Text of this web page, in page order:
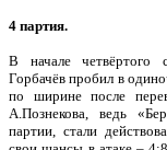
4 партия.
В начале четвёртого
Горбачёв пробил в
по ширине после
А.Познекова, ведь
партии, стали